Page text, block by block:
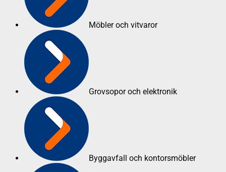
Möbler och vitvaror
Grovsopor och elektronik
Byggavfall och kontorsmöbler